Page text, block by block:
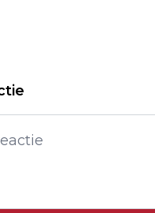
MAAR STABIEL
DUIN:
VAN